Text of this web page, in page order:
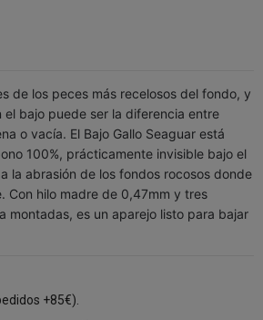
de los peces más recelosos del fondo, y
el bajo puede ser la diferencia entre
o vacía. El Bajo Gallo Seaguar está
100%, prácticamente invisible bajo el
la abrasión de los fondos rocosos donde
Con hilo madre de 0,47mm y tres
montadas, es un aparejo listo para bajar
+85€).